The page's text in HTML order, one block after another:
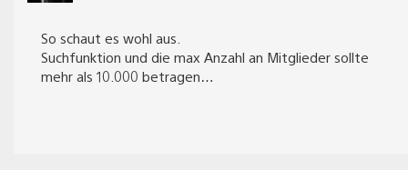
So schaut es wohl aus.
Suchfunktion und die max Anzahl an Mitglieder sollte
mehr als 10.000 betragen…